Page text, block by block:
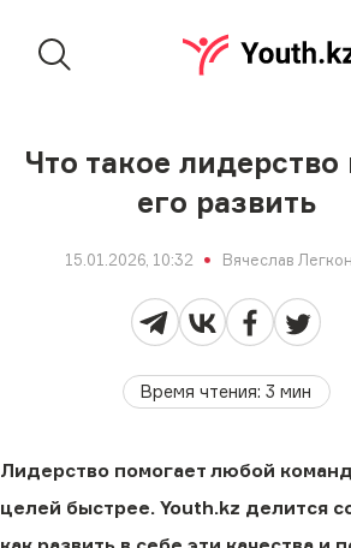
Что такое лидерство
его развить
15.01.2026, 10:32 Вячеслав
Время чтения:3 мин
Лидерство помогает любой
целей быстрее. Youth.kz делится